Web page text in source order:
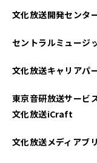
文化放送開発センタ
セントラルミュージ
文化放送キャリアパ
東京音研放送サービ
文化放送iCraft
文化放送メディアブ